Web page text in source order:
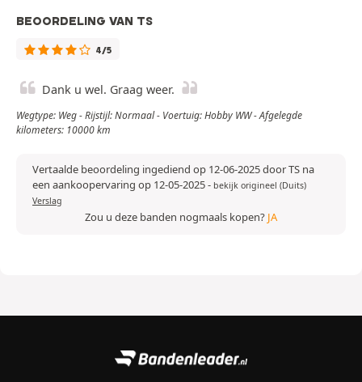
BEOORDELING VAN TS
4/5
Dank u wel. Graag weer.
Wegtype: Weg - Rijstijl: Normaal - Voertuig: Hobby WW - Afgelegde
kilometers: 10000 km
Vertaalde beoordeling ingediend op 12-06-2025 door TS na
een aankoopervaring op 12-05-2025- bekijk origineel (Duits)
Verslag
Zou u deze banden nogmaals kopen? JA